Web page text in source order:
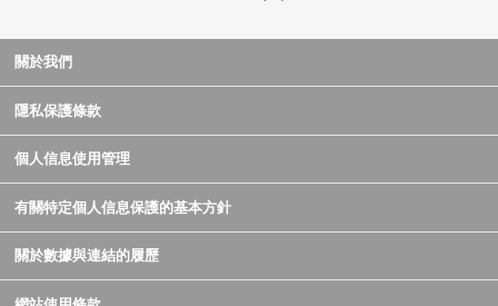
關於我們
隱私保護條款
個人信息使用管理
有關特定個人信息保護的基本方針
關於數據與連結的履歷